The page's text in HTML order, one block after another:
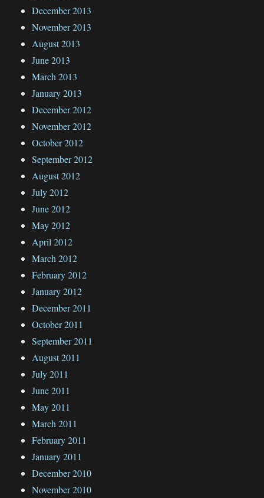
December 2013
November 2013
August 2013
June 2013
March 2013
January 2013
December 2012
November 2012
October 2012
September 2012
August 2012
July 2012
June 2012
May 2012
April 2012
March 2012
February 2012
January 2012
December 2011
October 2011
September 2011
August 2011
July 2011
June 2011
May 2011
March 2011
February 2011
January 2011
December 2010
November 2010